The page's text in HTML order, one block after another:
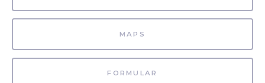
MAPS
FORMULAR